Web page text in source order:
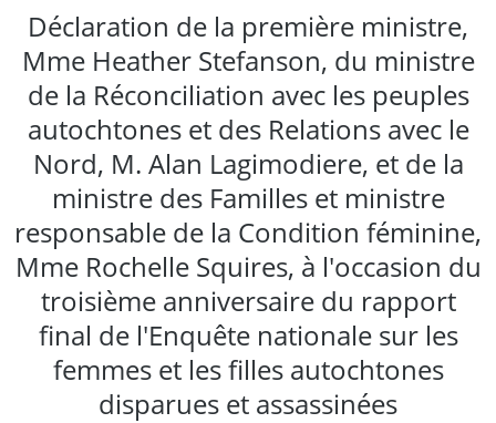
Déclaration de la première ministre,
Mme Heather Stefanson, du ministre
de la Réconciliation avec les peuples
autochtones et des Relations avec le
Nord, M. Alan Lagimodiere, et de la
ministre des Familles et ministre
responsable de la Condition féminine,
Mme Rochelle Squires, à l'occasion du
troisième anniversaire du rapport
final de l'Enquête nationale sur les
femmes et les filles autochtones
disparues et assassinées